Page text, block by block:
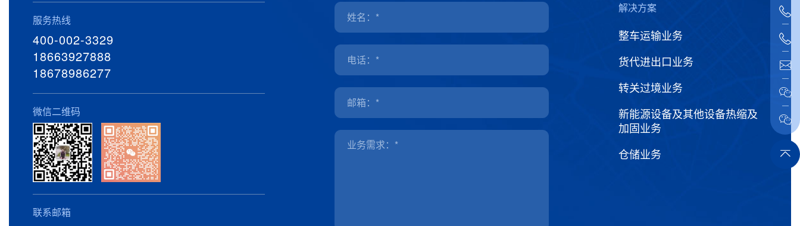
服务热线
400-002-3329
18663927888
18678986277
微信二维码
联系邮箱
解决方案
整车运输业务
货代进出口业务
转关过境业务
新能源设备及其他设备热缩及
加固业务
仓储业务